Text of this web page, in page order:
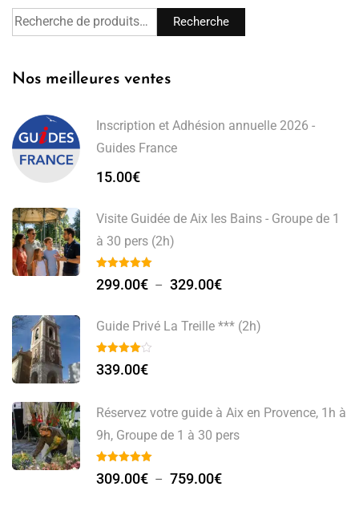
Recherche
Nos meilleures ventes
Inscription et Adhésion annuelle 2026 -
Guides France
15.00€
Visite Guidée de Aix les Bains - Groupe de 1
à 30 pers (2h)
299.00€ – 329.00€
Guide Privé La Treille *** (2h)
339.00€
Réservez votre guide à Aix en Provence, 1h à
9h, Groupe de 1 à 30 pers
309.00€ – 759.00€